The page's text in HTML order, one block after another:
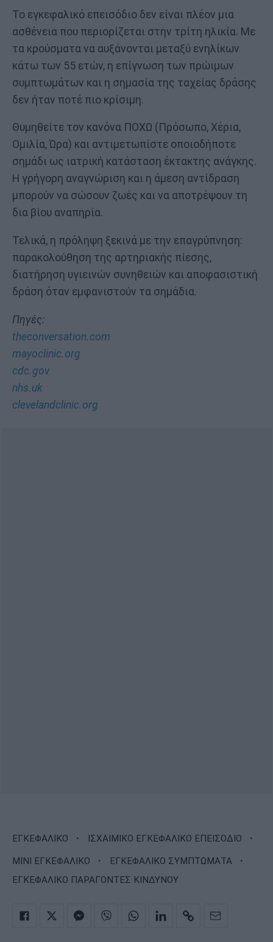
Το εγκεφαλικό επεισόδιο δεν είναι πλέον μια
ασθένεια που περιορίζεται στην τρίτη ηλικία. Με
τα κρούσματα να αυξάνονται μεταξύ ενηλίκων
κάτω των 55 ετών, η επίγνωση των πρώιμων
συμπτωμάτων και η σημασία της ταχείας δράσης
δεν ήταν ποτέ πιο κρίσιμη.
Θυμηθείτε τον κανόνα ΠΟΧΩ (Πρόσωπο, Χέρια,
Ομιλία, Ώρα) και αντιμετωπίστε οποιοδήποτε
σημάδι ως ιατρική κατάσταση έκτακτης ανάγκης.
Η γρήγορη αναγνώριση και η άμεση αντίδραση
μπορούν να σώσουν ζωές και να αποτρέψουν τη
δια βίου αναπηρία.
Τελικά, η πρόληψη ξεκινά με την επαγρύπνηση:
παρακολούθηση της αρτηριακής πίεσης,
διατήρηση υγιεινών συνηθειών και αποφασιστική
δράση όταν εμφανιστούν τα σημάδια.
Πηγές:
theconversation.com
mayoclinic.org
cdc.gov
nhs.uk
clevelandclinic.org
ΕΓΚΕΦΑΛΙΚΟ · ΙΣΧΑΙΜΙΚΟ ΕΓΚΕΦΑΛΙΚΟ ΕΠΕΙΣΟΔΙΟ ·
ΜΙΝΙ ΕΓΚΕΦΑΛΙΚΟ · ΕΓΚΕΦΑΛΙΚΟ ΣΥΜΠΤΩΜΑΤΑ ·
ΕΓΚΕΦΑΛΙΚΟ ΠΑΡΑΓΟΝΤΕΣ ΚΙΝΔΥΝΟΥ